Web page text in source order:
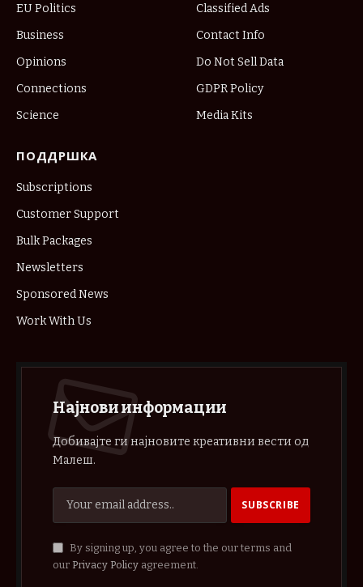
EU Politics
Business
Opinions
Connections
Science
Classified Ads
Contact Info
Do Not Sell Data
GDPR Policy
Media Kits
ПОДДРШКА
Subscriptions
Customer Support
Bulk Packages
Newsletters
Sponsored News
Work With Us
Најнови информации
Добивајте ги најновите креативни вести од
Малеш.
By signing up, you agree to the our terms and
our Privacy Policyagreement.